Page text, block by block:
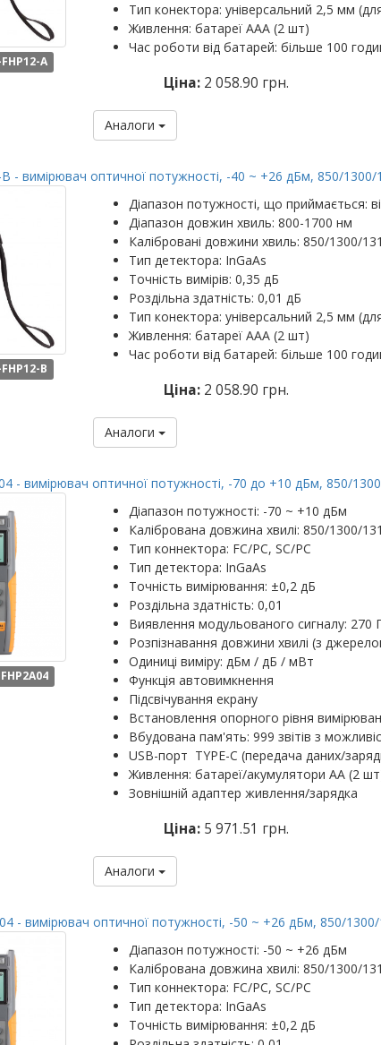
A
Тип конектора: універсальний 2,5 мм
Живлення: батареї ААА (2 шт)
Час роботи від батарей: більше 100
Ціна: 2 058.90 грн.
Аналоги
- вимірювач оптичної потужності, -40 ~ +26 дБм, 850/
B
Діапазон потужності, що приймається:
Діапазон довжин хвиль: 800-1700 нм
Калібровані довжини хвиль: 850/1300/
Тип детектора: InGaAs
Точність вимірів: 0,35 дБ
Роздільна здатність: 0,01 дБ
Тип конектора: універсальний 2,5 мм
Живлення: батареї ААА (2 шт)
Час роботи від батарей: більше 100
Ціна: 2 058.90 грн.
Аналоги
- вимірювач оптичної потужності, -70 до +10 дБм, 850/
Діапазон потужності: -70 ~ +10 дБм
Калібрована довжина хвилі: 850/1300/
Тип коннектора: FC/PC, SC/PC
Тип детектора: InGaAs
Точність вимірювання: ±0,2 дБ
Роздільна здатність: 0,01
Виявлення модульованого сигналу: 270
Розпізнавання довжини хвилі (з
Одиниці виміру: дБм / дБ / мВт
Функція автовимкнення
Підсвічування екрану
Встановлення опорного рівня
Вбудована пам'ять: 999 звітів з
USB-порт TYPE-C (передача даних/
Живлення: батареї/акумулятори AA (2
Зовнішній адаптер живлення/зарядка
Ціна: 5 971.51 грн.
Аналоги
- вимірювач оптичної потужності, -50 ~ +26 дБм, 850/
Діапазон потужності: -50 ~ +26 дБм
Калібрована довжина хвилі: 850/1300/
Тип коннектора: FC/PC, SC/PC
Тип детектора: InGaAs
Точність вимірювання: ±0,2 дБ